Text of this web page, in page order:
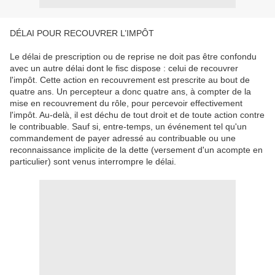
DÉLAI POUR RECOUVRER L’IMPÔT
Le délai de prescription ou de reprise ne doit pas être confondu
avec un autre délai dont le fisc dispose : celui de recouvrer
l'impôt. Cette action en recouvrement est prescrite au bout de
quatre ans. Un percepteur a donc quatre ans, à compter de la
mise en recouvrement du rôle, pour percevoir effectivement
l'impôt. Au-delà, il est déchu de tout droit et de toute action contre
le contribuable. Sauf si, entre-temps, un événement tel qu'un
commandement de payer adressé au contribuable ou une
reconnaissance implicite de la dette (versement d'un acompte en
particulier) sont venus interrompre le délai.